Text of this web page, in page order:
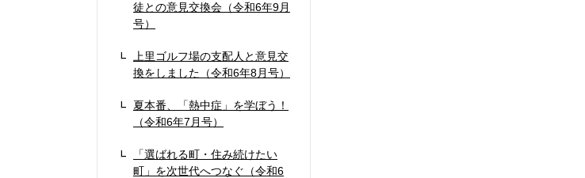
徒との意見交換会（令和6年9月
号）
上里ゴルフ場の支配人と意見交
換をしました（令和6年8月号）
夏本番、「熱中症」を学ぼう！
（令和6年7月号）
「選ばれる町・住み続けたい
町」を次世代へつなぐ（令和6